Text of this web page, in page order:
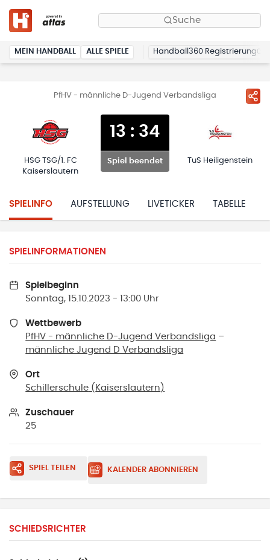
Suche
MEIN HANDBALL ALLE SPIELE Handball360 Registrierung
PfHV - männliche D-Jugend Verbandsliga
HSG TSG/1. FC
Kaiserslautern
13 : 34
Spiel beendet TuS Heiligenstein
SPIELINFO AUFSTELLUNG LIVETICKER TABELLE
SPIELINFORMATIONEN
Spielbeginn
Sonntag, 15.10.2023 - 13:00 Uhr
Wettbewerb
PfHV - männliche D-Jugend Verbandsliga –
männliche Jugend D Verbandsliga
Ort
Schillerschule ( Kaiserslautern )
Zuschauer
25
SPIEL TEILEN KALENDER ABONNIEREN
SCHIEDSRICHTER